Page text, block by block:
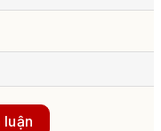
luận